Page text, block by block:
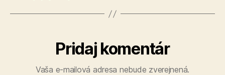
Pridaj komentár
Vaša e-mailová adresa nebude zverejnená.